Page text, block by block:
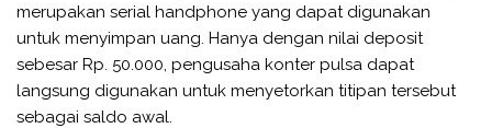
merupakan serial handphone yang dapat digunakan
untuk menyimpan uang. Hanya dengan nilai deposit
sebesar Rp. 50.000, pengusaha konter pulsa dapat
langsung digunakan untuk menyetorkan titipan tersebut
sebagai saldo awal.